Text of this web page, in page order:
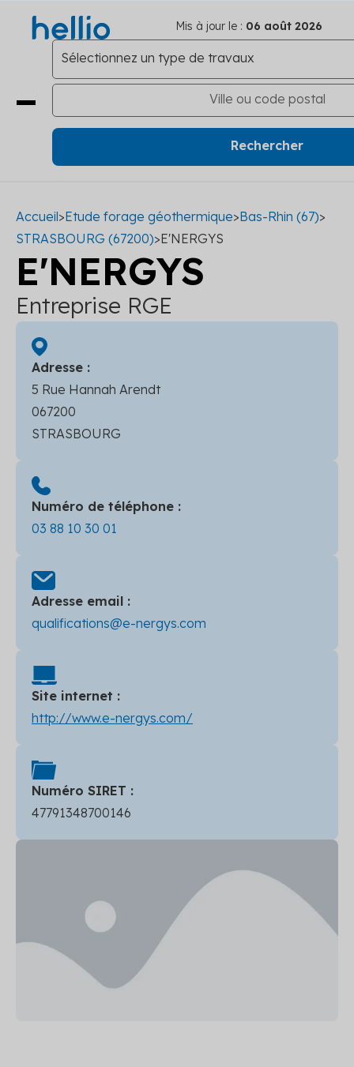
Mis à jour le : 06 août 2026
Accueil>Etude forage géothermique>Bas-Rhin (67)>
STRASBOURG (67200)>E'NERGYS
E'NERGYS
Entreprise RGE
Adresse :
5 Rue Hannah Arendt
067200
STRASBOURG
Numéro de téléphone :
03 88 10 30 01
Adresse email :
qualifications@e-nergys.com
Site internet :
http://www.e-nergys.com/
Numéro SIRET :
47791348700146